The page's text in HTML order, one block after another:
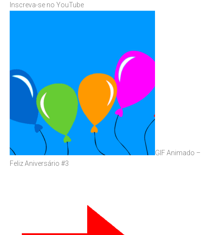
Inscreva-se no YouTube
GIF Animado –
Feliz Aniversário #3